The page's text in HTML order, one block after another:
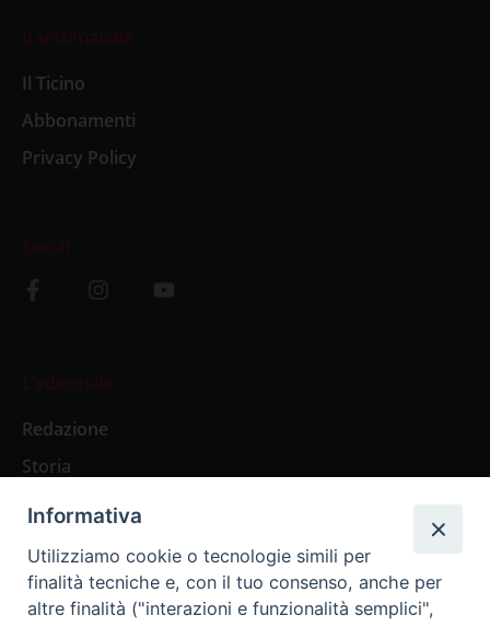
Il settimanale
Il Ticino
Abbonamenti
Privacy Policy
Social
L’editoriale
Redazione
Storia
Abbonamenti
Abbonamento Annuale Digitale
Informativa
Utilizziamo cookie o tecnologie simili per
finalità tecniche e, con il tuo consenso, anche per
altre finalità ("interazioni e funzionalità semplici",